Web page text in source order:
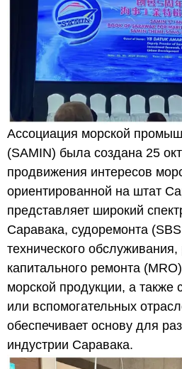
Ассоциация морской
(SAMIN) была создана 25
продвижения интересов
ориентированной на штат
представляет широкий
Саравака, судоремонта
технического
капитального ремонта
морской продукции, а также
или вспомогательных
обеспечивает основу для
индустрии Саравака.